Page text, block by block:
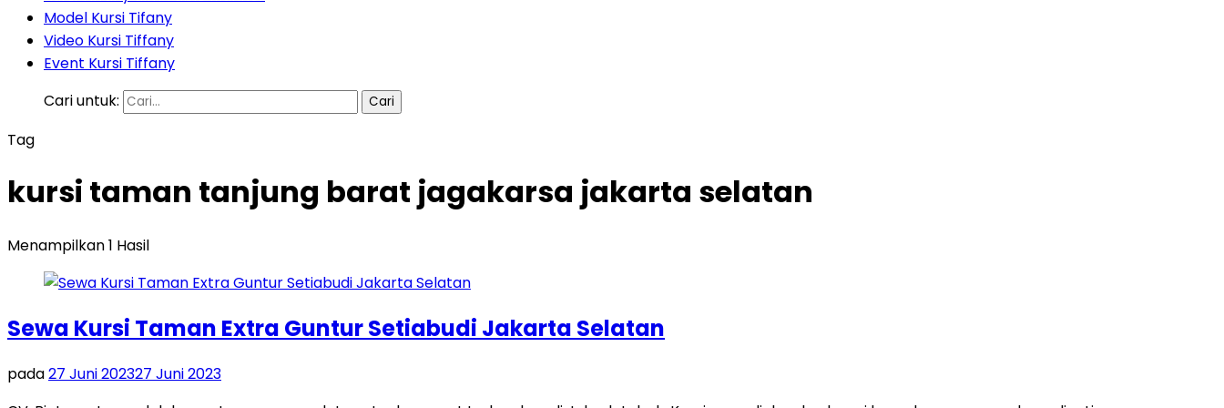
Model Kursi Tifany
Video Kursi Tiffany
Event Kursi Tiffany
Cari untuk:
Tag
kursi taman tanjung barat jagakarsa jakarta selatan
Menampilkan 1 Hasil
Sewa Kursi Taman Extra Guntur Setiabudi Jakarta Selatan
pada27 Juni 202327 Juni 2023